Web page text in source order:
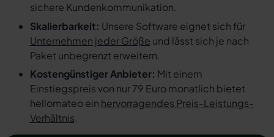
sichere Kundenkommunikation.
Skalierbarkeit: Unsere Software eignet sich für
Unternehmen jeder Größe und lässt sich je nach
Paket unbegrenzt erweitern.
Kostengünstiger Anbieter: Mit einem
Einstiegspreis von nur 79 Euro monatlich bietet
hellomateo ein hervorragendes Preis-Leistungs-
Verhältnis.